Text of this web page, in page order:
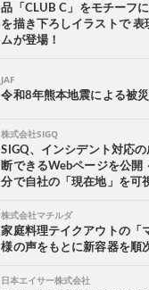
品「CLUB C」をモチーフ
を描き下ろしイラストで 表
ムが登場！
JAF
令和8年熊本地震による被
株式会社SIGQ
SIGQ、インシデント対応
断できるWebページを公開
分で自社の「現在地」を可
株式会社マチルダ
家庭料理テイクアウトの「
様の声をもとに新容器を順
日本エイサー株式会社